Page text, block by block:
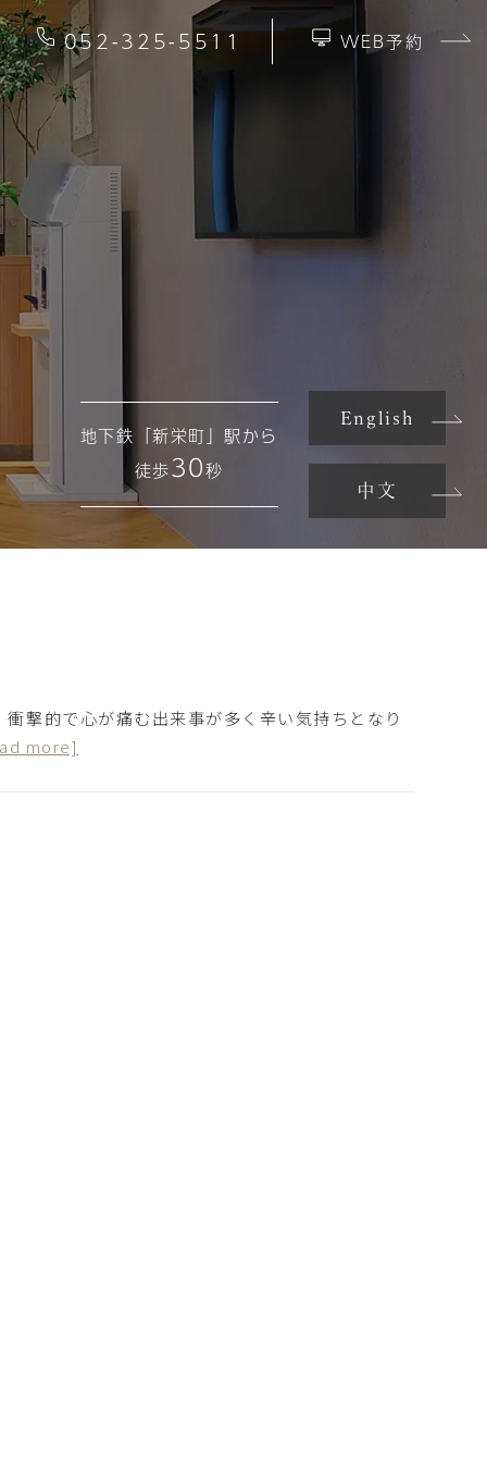
052-325-5511 WEB予約
地下鉄「新栄町」駅から
徒歩30秒
English
中文
撃的で心が痛む出来事が多く辛い気持ちとなり
more]